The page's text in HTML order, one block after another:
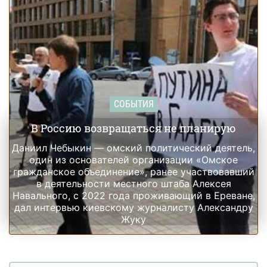
СОБЫТИЯ
В Россию возвращаться не планирую
Даниил Чебыкин — омский политический деятель,
один из основателей организации «Омское
гражданское объединение», ранее участвовавший
в деятельности местного штаба Алексея
Навального, с 2022 года проживающий в Ереване,
дал интервью киевскому журналисту Александру
Жуку